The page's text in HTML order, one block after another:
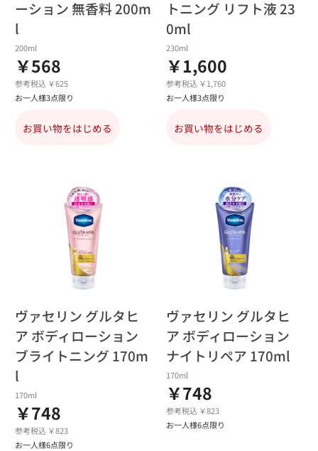
ーション 無香料 200m
l
200ml
￥568
参考税込 ￥625
お一人様3点限り
お買い物をはじめる
トニング リフト液 23
0ml
230ml
￥1,600
参考税込 ￥1,760
お一人様3点限り
お買い物をはじめる
ヴァセリン グルタヒ
ア ボディローション
ブライトニング 170m
l
170ml
￥748
参考税込 ￥823
お一人様6点限り
ヴァセリン グルタヒ
ア ボディローション
ナイトリペア 170ml
170ml
￥748
参考税込 ￥823
お一人様6点限り